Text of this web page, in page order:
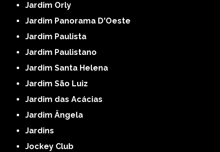
Jardim Orly
Jardim Panorama D'Oeste
Jardim Paulista
Jardim Paulistano
Jardim Santa Helena
Jardim São Luiz
Jardim das Acácias
Jardim Ângela
Jardins
Jockey Club